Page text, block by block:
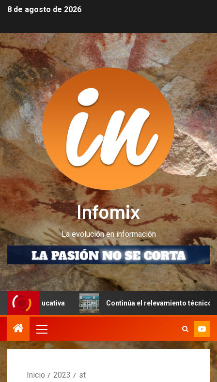
8 de agosto de 2026
Infomix
La evolución en información
Continúa el relevamiento técnico en Perito Moreno
Inicio 2023 st